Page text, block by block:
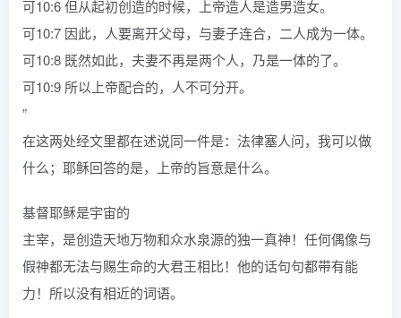
可10:6 但从起初创造的时候，上帝造人是造男造女。
可10:7 因此，人要离开父母，与妻子连合，二人成为一体。
可10:8 既然如此，夫妻不再是两个人，乃是一体的了。
可10:9 所以上帝配合的，人不可分开。
”
在这两处经文里都在述说同一件是：法律塞人问，我可以做
什么；耶稣回答的是，上帝的旨意是什么。
基督耶稣是宇宙的
主宰，是创造天地万物和众水泉源的独一真神！任何偶像与
假神都无法与赐生命的大君王相比！他的话句句都带有能
力！所以没有相近的词语。